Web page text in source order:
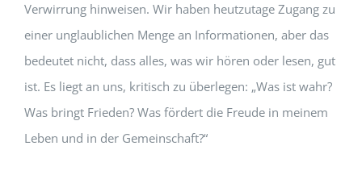
Verwirrung hinweisen. Wir haben heutzutage Zugang zu
einer unglaublichen Menge an Informationen, aber das
bedeutet nicht, dass alles, was wir hören oder lesen, gut
ist. Es liegt an uns, kritisch zu überlegen: „Was ist wahr?
Was bringt Frieden? Was fördert die Freude in meinem
Leben und in der Gemeinschaft?“